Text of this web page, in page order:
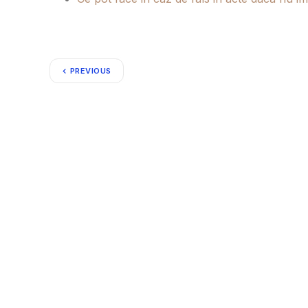
PREVIOUS